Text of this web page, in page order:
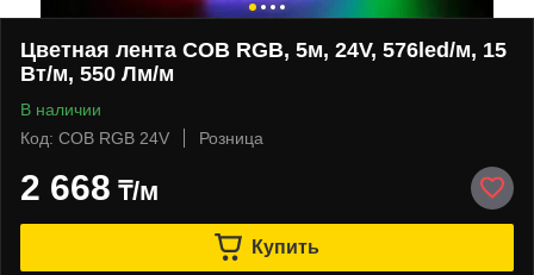
Цветная лента COB RGB, 5м, 24V, 576led/м, 15
Вт/м, 550 Лм/м
В наличии
Код: COB RGB 24V
Розница
2 668 ₸/м
Купить